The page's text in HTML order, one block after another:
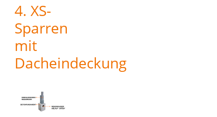
4. XS-
Sparren
mit
Dacheindeckung